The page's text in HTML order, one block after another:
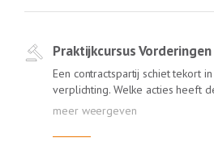
Praktijkcursus
Een contractspartij schiet tekort
verplichting. Welke acties heeft
Praktijkcursus bespreekt Jaap
welke vorderingen de
wederpartij kan instellen. Denk